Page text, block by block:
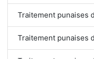
Traitement punaises
Traitement punaises